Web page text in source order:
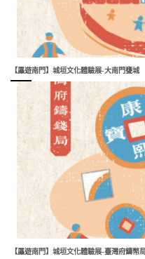
【屭遊南門】城垣文化體驗展-大南門甕城
【屭遊南門】城垣文化體驗展-臺灣府鑄幣